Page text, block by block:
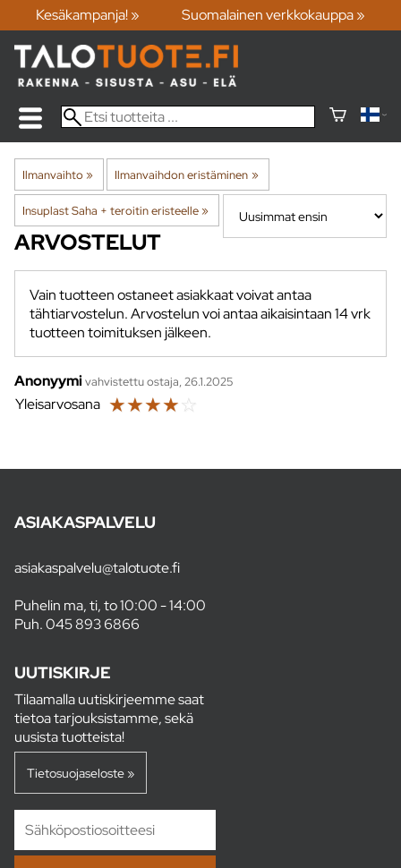
Kesäkampanja! » Suomalainen verkkokauppa »
Ilmanvaihto‪» Ilmanvaihdon eristäminen ‪»
Insuplast Saha + teroitin eristeelle‪»
ARVOSTELUT
Vain tuotteen ostaneet asiakkaat voivat antaa
tähtiarvostelun. Arvostelun voi antaa aikaisintaan 14 vrk
tuotteen toimituksen jälkeen.
Anonyymivahvistettu ostaja, 26.1.2025
Yleisarvosana ☆☆☆☆☆
ASIAKASPALVELU
asiakaspalvelu@talotuote.fi
Puhelin ma, ti, to 10:00 - 14:00
Puh.045 893 6866
UUTISKIRJE
Tilaamalla uutiskirjeemme saat
tietoa tarjouksistamme, sekä
uusista tuotteista!
Tietosuojaseloste »